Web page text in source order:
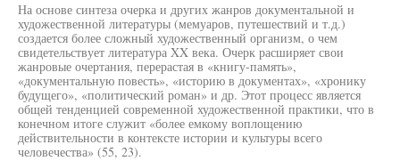
На основе синтеза очерка и других жанров документальной и
художественной литературы (мемуаров, путешествий и т.д.)
создается более сложный художественный организм, о чем
свидетельствует литература XX века. Очерк расширяет свои
жанровые очертания, перерастая в «книгу-память»,
«документальную повесть», «историю в документах», «хронику
будущего», «политический роман» и др. Этот процесс является
общей тенденцией современной художественной практики, что в
конечном итоге служит «более емкому воплощению
действительности в контексте истории и культуры всего
человечества» (55, 23).